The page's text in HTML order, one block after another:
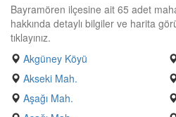
Bayramören ilçesine ait 65 adet
hakkında detaylı bilgiler ve harita
tıklayınız.
Akgüney Köyü
Akseki Mah.
Aşağı Mah.